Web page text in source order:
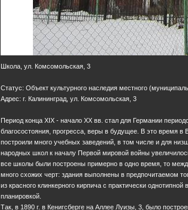
Школа, ул. Комсомольская, 3
Статус: Объект культурного наследия местного
Адрес: г. Калининград, ул. Комсомольская, 3
Период конца XIX - начало XX вв. стал для Германии
благосостояния, прогресса, веры в будущее. В это время в
построили много учебных заведений, в том числе и для
народных школ к началу Первой мировой войны
все школы были построены примерно в одно время, то
много схожих черт: здания выполнены в предпочитаемом
из красного клинкерного кирпича с практически однотипной
планировкой.
Так, в 1890 г. в Кенигсберге на Аллее Луизы, 3, было